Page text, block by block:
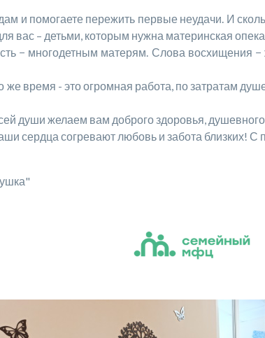
помогаете пережить первые неудачи. И
– детьми, которым нужна материнская
− многодетным матерям. Слова восхищения −
время - это огромная работа, по затратам
желаем вам доброго здоровья, душевного
сердца согревают любовь и забота близких! С